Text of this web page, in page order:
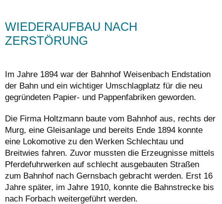
WIEDERAUFBAU NACH
ZERSTÖRUNG
Im Jahre 1894 war der Bahnhof Weisenbach Endstation
der Bahn und ein wichtiger Umschlagplatz für die neu
gegründeten Papier- und Pappenfabriken geworden.
Die Firma Holtzmann baute vom Bahnhof aus, rechts der
Murg, eine Gleisanlage und bereits Ende 1894 konnte
eine Lokomotive zu den Werken Schlechtau und
Breitwies fahren. Zuvor mussten die Erzeugnisse mittels
Pferdefuhrwerken auf schlecht ausgebauten Straßen
zum Bahnhof nach Gernsbach gebracht werden. Erst 16
Jahre später, im Jahre 1910, konnte die Bahnstrecke bis
nach Forbach weitergeführt werden.